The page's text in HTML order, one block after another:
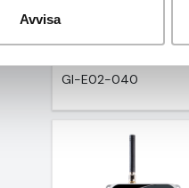
Avvisa
GI-E02-040